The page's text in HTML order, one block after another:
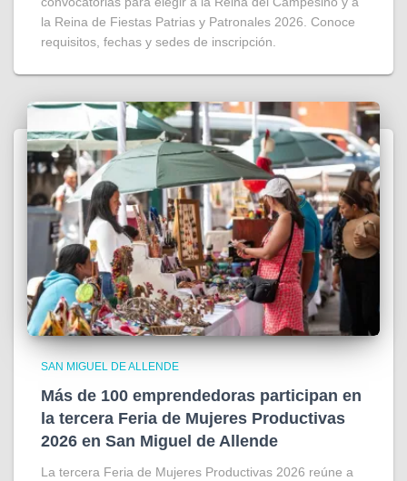
la Reina de Fiestas Patrias y Patronales 2026. Conoce
requisitos, fechas y sedes de inscripción.
SAN MIGUEL DE ALLENDE
Más de 100 emprendedoras participan en
la tercera Feria de Mujeres Productivas
2026 en San Miguel de Allende
La tercera Feria de Mujeres Productivas 2026 reúne a